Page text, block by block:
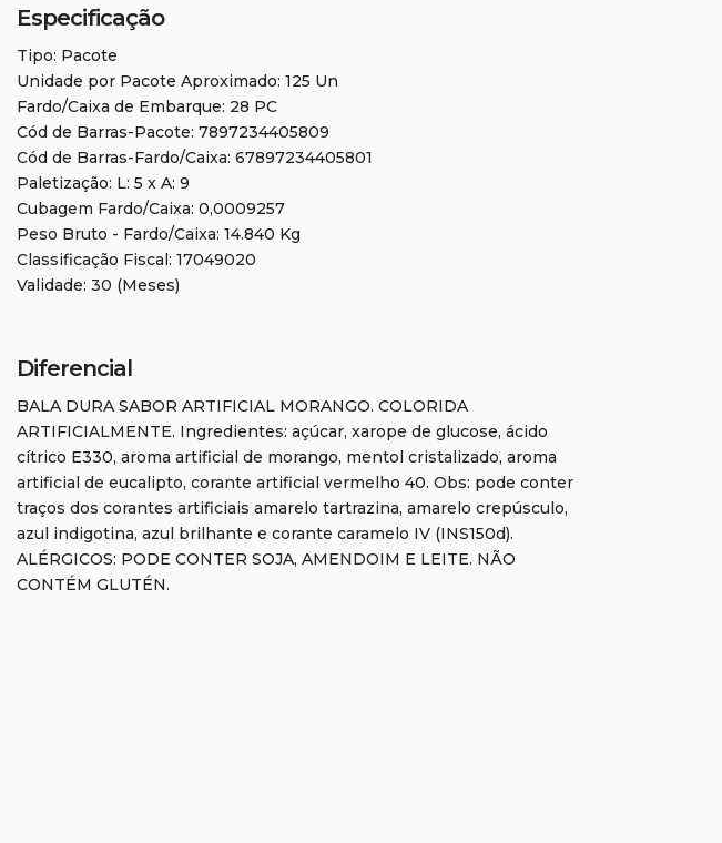
Especificação
Tipo: Pacote
Unidade por Pacote Aproximado: 125 Un
Fardo/Caixa de Embarque: 28 PC
Cód de Barras-Pacote: 7897234405809
Cód de Barras-Fardo/Caixa: 67897234405801
Paletização: L: 5 x A: 9
Cubagem Fardo/Caixa: 0,0009257
Peso Bruto - Fardo/Caixa: 14.840 Kg
Classificação Fiscal: 17049020
Validade: 30 (Meses)
Diferencial
BALA DURA SABOR ARTIFICIAL MORANGO. COLORIDA
ARTIFICIALMENTE. Ingredientes: açúcar, xarope de glucose, ácido
cítrico E330, aroma artificial de morango, mentol cristalizado, aroma
artificial de eucalipto, corante artificial vermelho 40. Obs: pode conter
traços dos corantes artificiais amarelo tartrazina, amarelo crepúsculo,
azul indigotina, azul brilhante e corante caramelo IV (INS150d).
ALÉRGICOS: PODE CONTER SOJA, AMENDOIM E LEITE. NÃO
CONTÉM GLUTÉN.